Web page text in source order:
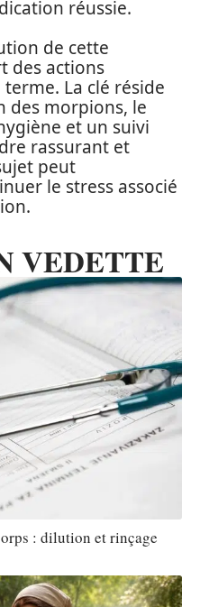
réussie.
de cette
des actions
La clé réside
des morpions, le
et un suivi
rassurant et
peut
le stress associé
VEDETTE
: dilution et rinçage